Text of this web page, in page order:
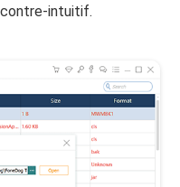
intuitif.